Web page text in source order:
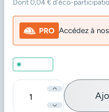
Dont 0,04 € d'éco-
Accédez à nos
Quantité